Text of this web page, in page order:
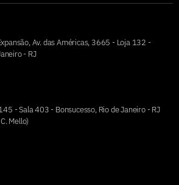
Av. das Américas, 3665 - Loja 132 -
- RJ
- Sala 403 - Bonsucesso, Rio de Janeiro - RJ
Mello)